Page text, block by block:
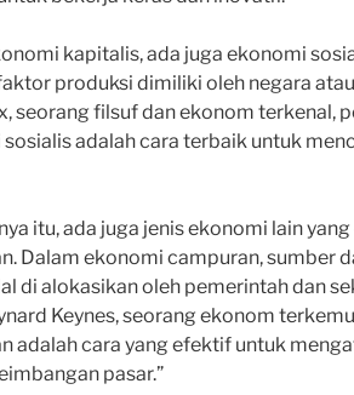
kapitalis, ada juga ekonomi
produksi dimiliki oleh negara
seorang filsuf dan ekonom terkenal,
adalah cara terbaik untuk
itu, ada juga jenis ekonomi lain
Dalam ekonomi campuran, sumber
di alokasikan oleh pemerintah dan
Keynes, seorang ekonom
adalah cara yang efektif untuk
pasar.”